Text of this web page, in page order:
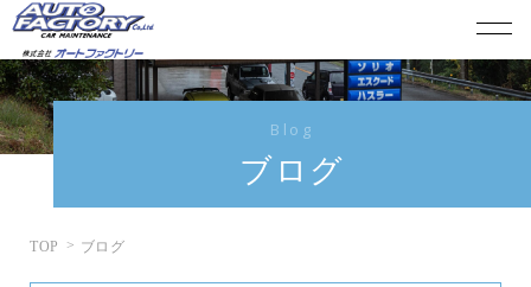
Blog
ブログ
TOP ブログ